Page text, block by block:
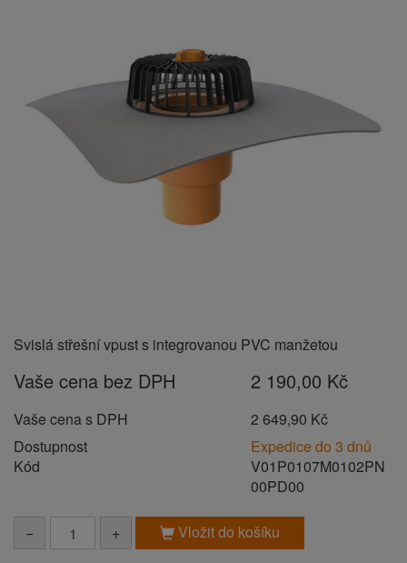
Svislá střešní vpust s integrovanou PVC manžetou
Vaše cena bez DPH 2 190,00 Kč
Vaše cena s DPH
2 649,90 Kč
Dostupnost
Expedice do 3 dnů
Kód
V01P0107M0102PN
00PD00
− + Vložit do košíku